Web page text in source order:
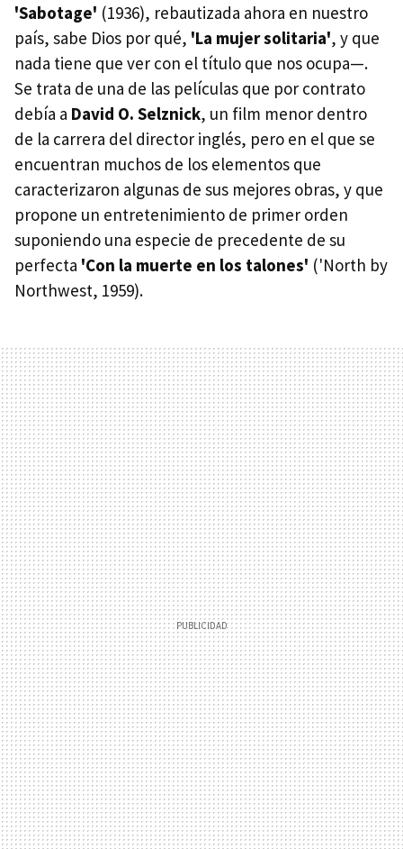
'Sabotage' (1936), rebautizada ahora en nuestro
país, sabe Dios por qué, 'La mujer solitaria', y que
nada tiene que ver con el título que nos ocupa—.
Se trata de una de las películas que por contrato
debía a David O. Selznick, un film menor dentro
de la carrera del director inglés, pero en el que se
encuentran muchos de los elementos que
caracterizaron algunas de sus mejores obras, y que
propone un entretenimiento de primer orden
suponiendo una especie de precedente de su
perfecta 'Con la muerte en los talones' ('North by
Northwest, 1959).